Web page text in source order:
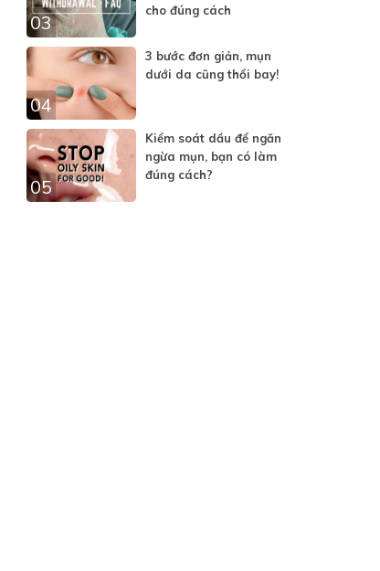
03
cho đúng cách
04
3 bước đơn giản, mụn
dưới da cũng thổi bay!
05
Kiểm soát dầu để ngăn
ngừa mụn, bạn có làm
đúng cách?